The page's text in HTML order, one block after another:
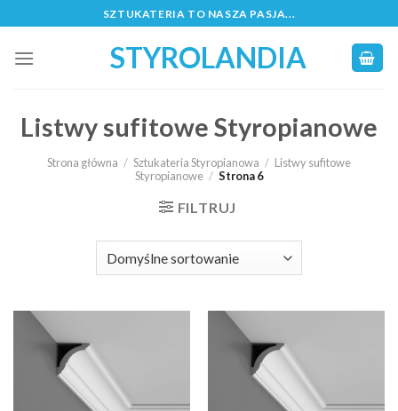
to
content
SZTUKATERIA TO NASZA PASJA...
STYROLANDIA
Listwy sufitowe Styropianowe
Strona główna / Sztukateria Styropianowa / Listwy sufitowe
Styropianowe / Strona 6
FILTRUJ